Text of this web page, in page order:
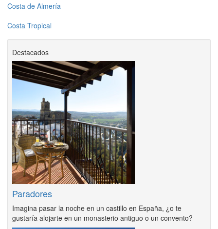
Costa de Almería
Costa Tropical
Destacados
Paradores
Imagina pasar la noche en un castillo en España, ¿o te
gustaría alojarte en un monasterio antiguo o un convento?